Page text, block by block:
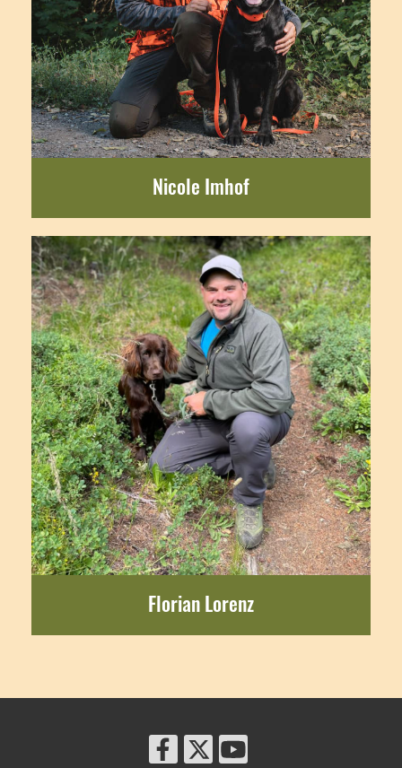
Nicole Imhof
Florian Lorenz